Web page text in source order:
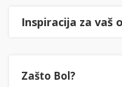
Inspiracija za vaš
Zašto Bol?